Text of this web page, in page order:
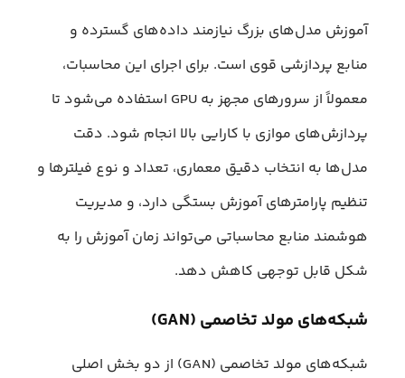
آموزش مدل‌های بزرگ نیازمند داده‌های گسترده و
منابع پردازشی قوی است. برای اجرای این محاسبات،
معمولاً از سرورهای مجهز به GPU استفاده می‌شود تا
پردازش‌های موازی با کارایی بالا انجام شود. دقت
مدل‌ها به انتخاب دقیق معماری، تعداد و نوع فیلترها و
تنظیم پارامترهای آموزش بستگی دارد، و مدیریت
هوشمند منابع محاسباتی می‌تواند زمان آموزش را به
شکل قابل توجهی کاهش دهد.
شبکه‌های مولد تخاصمی (GAN)
شبکه‌های مولد تخاصمی (GAN) از دو بخش اصلی